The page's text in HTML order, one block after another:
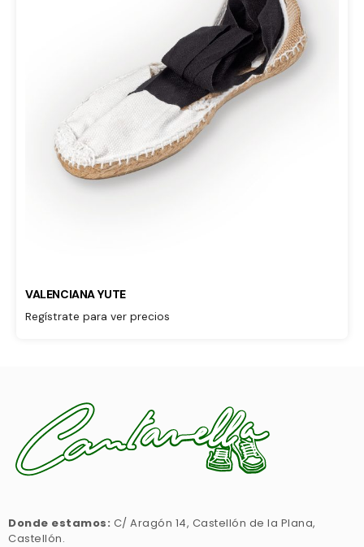
VALENCIANA YUTE
Regístrate para ver precios
Donde estamos: C/ Aragón 14, Castellón de la Plana,
Castellón.